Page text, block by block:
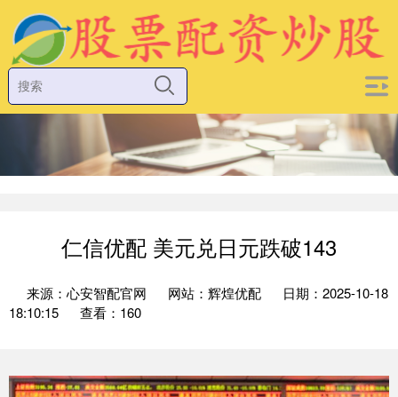
仁信优配 美元兑日元跌破143
来源：心安智配官网 网站：辉煌优配
日期：2025-10-18
18:10:15
查看：160